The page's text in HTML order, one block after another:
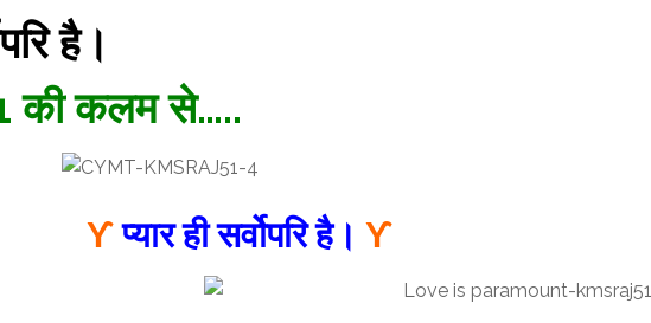
है।
की कलम से…..
ϒप्यार ही सर्वोपरि है। ϒ